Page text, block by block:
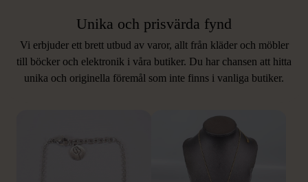
Unika och prisvärda fynd
Vi erbjuder ett brett utbud av varor, allt från kläder och möbler
till böcker och elektronik i våra butiker. Du har chansen att hitta
unika och originella föremål som inte finns i vanliga butiker.
LIKNANDE PRODUKTER
Hitta produkter som påminner om denna